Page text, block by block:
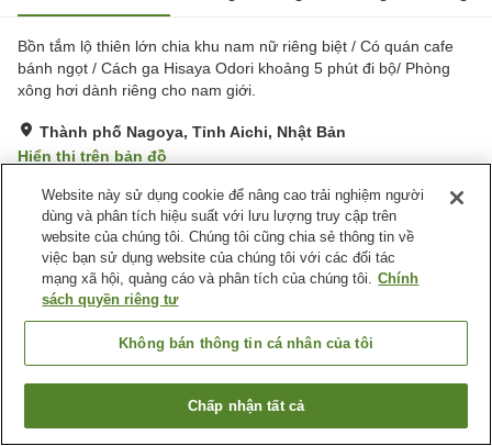
Bồn tắm lộ thiên lớn chia khu nam nữ riêng biệt / Có quán cafe
bánh ngọt / Cách ga Hisaya Odori khoảng 5 phút đi bộ/ Phòng
xông hơi dành riêng cho nam giới.
Thành phố Nagoya, Tỉnh Aichi, Nhật Bản
Hiển thị trên bản đồ
Tuyệt vời Đánh giá:352lượt
Tiện nghi chỗ nghỉ
Máy bán hàng tự động
Nhà Tắm Lộ Thiên (Có
Trang chủ Nhật Bản Tỉnh Aichi
Thành phố Nagoya
Hotel and Rooms Nagoya SakaeTìm phòng trống
Website này sử dụng cookie để nâng cao trải nghiệm người
dùng và phân tích hiệu suất với lưu lượng truy cập trên
website của chúng tôi. Chúng tôi cũng chia sẻ thông tin về
việc bạn sử dụng website của chúng tôi với các đối tác
mạng xã hội, quảng cáo và phân tích của chúng tôi. Chính
sách quyền riêng tư
Không bán thông tin cá nhân của tôi
Chấp nhận tất cả